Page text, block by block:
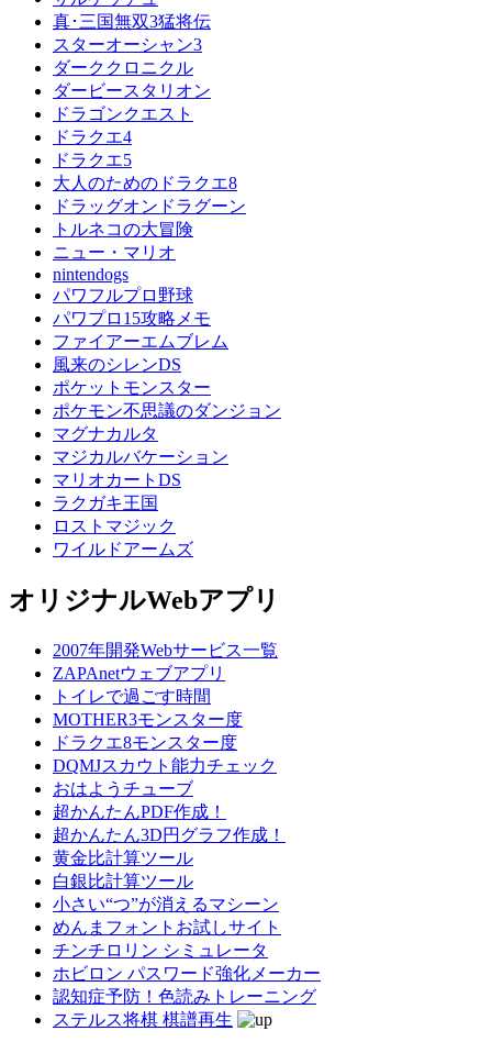
真･三国無双3猛将伝
スターオーシャン3
ダーククロニクル
ダービースタリオン
ドラゴンクエスト
ドラクエ4
ドラクエ5
大人のためのドラクエ8
ドラッグオンドラグーン
トルネコの大冒険
ニュー・マリオ
nintendogs
パワフルプロ野球
パワプロ15攻略メモ
ファイアーエムブレム
風来のシレンDS
ポケットモンスター
ポケモン不思議のダンジョン
マグナカルタ
マジカルバケーション
マリオカートDS
ラクガキ王国
ロストマジック
ワイルドアームズ
オリジナルWebアプリ
2007年開発Webサービス一覧
ZAPAnetウェブアプリ
トイレで過ごす時間
MOTHER3モンスター度
ドラクエ8モンスター度
DQMJスカウト能力チェック
おはようチューブ
超かんたんPDF作成！
超かんたん3D円グラフ作成！
黄金比計算ツール
白銀比計算ツール
小さい“つ”が消えるマシーン
めんまフォントお試しサイト
チンチロリン シミュレータ
ホビロン パスワード強化メーカー
認知症予防！色読みトレーニング
ステルス将棋 棋譜再生